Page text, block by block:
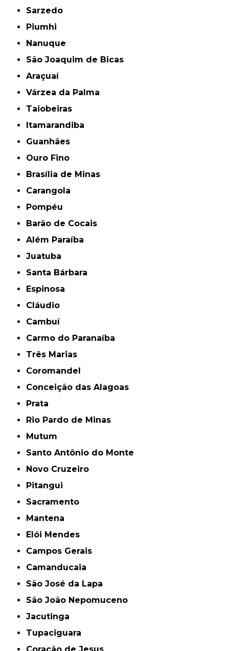
Sarzedo
Piumhi
Nanuque
São Joaquim de Bicas
Araçuaí
Várzea da Palma
Taiobeiras
Itamarandiba
Guanhães
Ouro Fino
Brasília de Minas
Carangola
Pompéu
Barão de Cocais
Além Paraíba
Juatuba
Santa Bárbara
Espinosa
Cláudio
Cambuí
Carmo do Paranaíba
Três Marias
Coromandel
Conceição das Alagoas
Prata
Rio Pardo de Minas
Mutum
Santo Antônio do Monte
Novo Cruzeiro
Pitangui
Sacramento
Mantena
Elói Mendes
Campos Gerais
Camanducaia
São José da Lapa
São João Nepomuceno
Jacutinga
Tupaciguara